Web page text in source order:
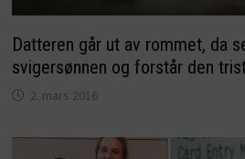
Datteren går ut av rommet, da
svigersønnen og forstår den
2. mars 2016